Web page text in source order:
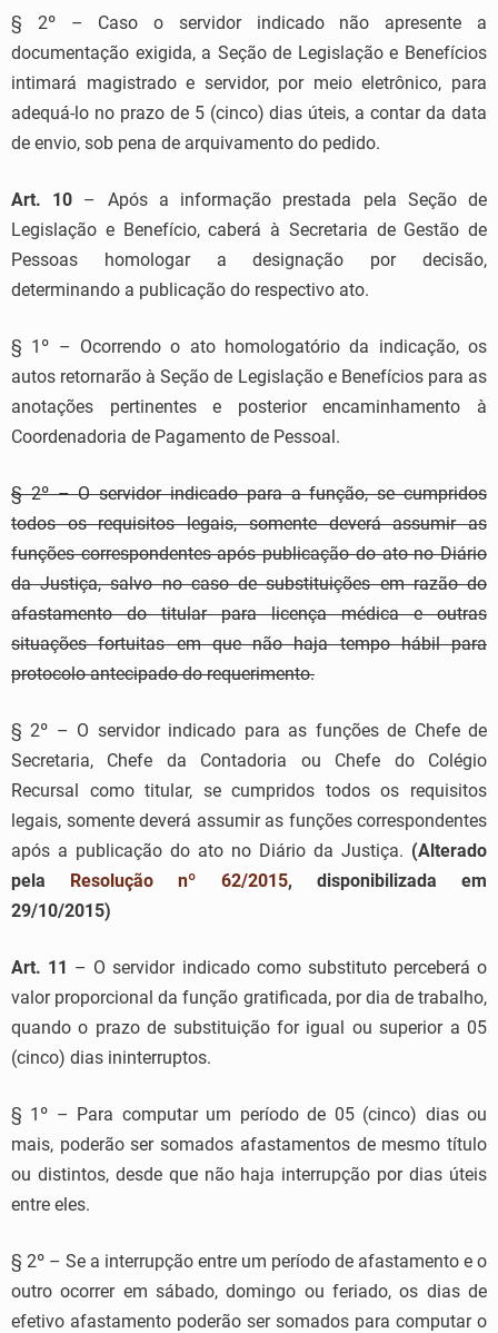
§ 2º – Caso o servidor indicado não apresente a
documentação exigida, a Seção de Legislação e Benefícios
intimará magistrado e servidor, por meio eletrônico, para
adequá-lo no prazo de 5 (cinco) dias úteis, a contar da data
de envio, sob pena de arquivamento do pedido.
Art. 10 – Após a informação prestada pela Seção de
Legislação e Benefício, caberá à Secretaria de Gestão de
Pessoas homologar a designação por decisão,
determinando a publicação do respectivo ato.
§ 1º – Ocorrendo o ato homologatório da indicação, os
autos retornarão à Seção de Legislação e Benefícios para as
anotações pertinentes e posterior encaminhamento à
Coordenadoria de Pagamento de Pessoal.
§ 2º – O servidor indicado para a função, se cumpridos
todos os requisitos legais, somente deverá assumir as
funções correspondentes após publicação do ato no Diário
da Justiça, salvo no caso de substituições em razão do
afastamento do titular para licença médica e outras
situações fortuitas em que não haja tempo hábil para
protocolo antecipado do requerimento.
§ 2º – O servidor indicado para as funções de Chefe de
Secretaria, Chefe da Contadoria ou Chefe do Colégio
Recursal como titular, se cumpridos todos os requisitos
legais, somente deverá assumir as funções correspondentes
após a publicação do ato no Diário da Justiça. (Alterado
pela Resolução nº 62/2015, disponibilizada em
29/10/2015)
Art. 11 – O servidor indicado como substituto perceberá o
valor proporcional da função gratificada, por dia de trabalho,
quando o prazo de substituição for igual ou superior a 05
(cinco) dias ininterruptos.
§ 1º – Para computar um período de 05 (cinco) dias ou
mais, poderão ser somados afastamentos de mesmo título
ou distintos, desde que não haja interrupção por dias úteis
entre eles.
§ 2º – Se a interrupção entre um período de afastamento e o
outro ocorrer em sábado, domingo ou feriado, os dias de
efetivo afastamento poderão ser somados para computar o